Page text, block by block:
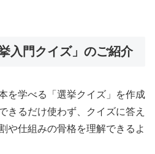
入門クイズ」のご紹介
を学べる「選挙クイズ」を作成
きるだけ使わず、クイズに答え
や仕組みの骨格を理解できるよ